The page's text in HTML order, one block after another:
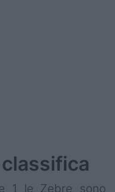
1 le Zebre sono